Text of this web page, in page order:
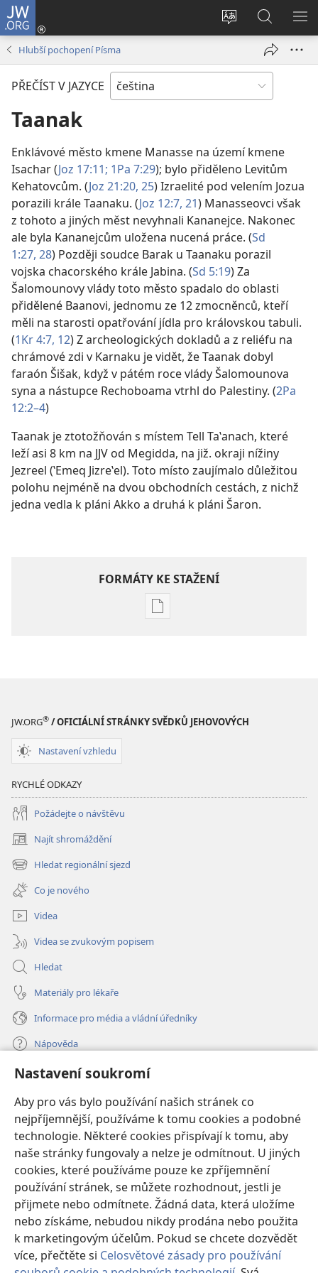
Nastavení soukromí
Aby pro vás bylo používání našich stránek co
nejpříjemnější, používáme k tomu cookies a podobné
technologie. Některé cookies přispívají k tomu, aby
naše stránky fungovaly a nelze je odmítnout. U jiných
cookies, které používáme pouze ke zpříjemnění
používání stránek, se můžete rozhodnout, jestli je
přijmete nebo odmítnete. Žádná data, která uložíme
nebo získáme, nebudou nikdy prodána nebo použita
k marketingovým účelům. Pokud se chcete dozvědět
více, přečtěte si Celosvětové zásady pro používání
JW.ORG
Změnit
stránek
Přihlásit
se
okno)
Hledat
na
JW.ORG
Hlubší pochopení Písma
PŘEČÍST V JAZYCE
Taanak
Enklávové město kmene Manasse na území kmene
Isachar (Joz 17:11; 1Pa 7:29); bylo přiděleno Levitům
Kehatovcům. (Joz 21:20, 25) Izraelité pod velením Jozua
porazili krále Taanaku. (Joz 12:7, 21) Manasseovci však
z tohoto a jiných měst nevyhnali Kananejce. Nakonec
ale byla Kananejcům uložena nucená práce. (Sd
1:27, 28) Později soudce Barak u Taanaku porazil
vojska chacorského krále Jabina. (Sd 5:19) Za
Šalomounovy vlády toto město spadalo do oblasti
přidělené Baanovi, jednomu ze 12 zmocněnců, kteří
měli na starosti opatřování jídla pro královskou tabuli.
(1Kr 4:7, 12) Z archeologických dokladů a z reliéfu na
chrámové zdi v Karnaku je vidět, že Taanak dobyl
faraón Šišak, když v pátém roce vlády Šalomounova
syna a nástupce Rechoboama vtrhl do Palestiny. (2Pa
12:2–4)
Taanak je ztotožňován s místem Tell Taʽanach, které
leží asi 8 km na JJV od Megidda, na již. okraji nížiny
Jezreel (ʽEmeq Jizreʽel). Toto místo zaujímalo důležitou
polohu nejméně na dvou obchodních cestách, z nichž
jedna vedla k pláni Akko a druhá k pláni Šaron.
FORMÁTY KE STAŽENÍ
Formáty
Písma
JW.ORG® / OFICIÁLNÍ STRÁNKY SVĚDKŮ JEHOVOVÝCH
Nastavení vzhledu
RYCHLÉ ODKAZY
Požádejte o návštěvu
Najít shromáždění
(otevřeno
nové
okno)
Hledat regionální sjezd
(otevřeno
nové
okno)
Co je nového
Videa
Videa se zvukovým popisem
Hledat
Materiály pro lékaře
Informace pro média a vládní úředníky
Nápověda
Dary
nové
okno) ONLINE KNIHOVNA Strážné věže
(otevřeno
nové
okno)JW Hub®
(otevřeno
nové
okno)JW Library
Watchtower Library